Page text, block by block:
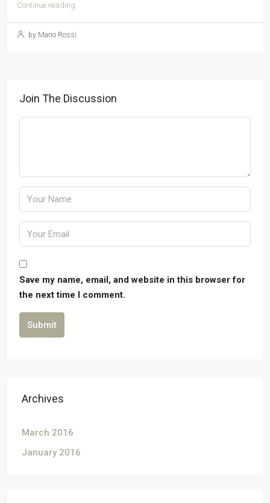
Continue reading
by Mario Rossi
Join The Discussion
Save my name, email, and website in this browser for
the next time I comment.
Submit
Archives
March 2016
January 2016